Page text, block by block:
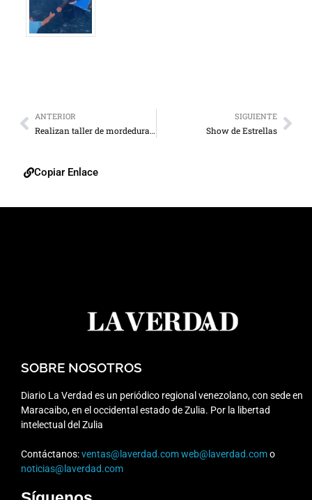
ANTERIOR
Realizan taller de mordeduras de serpientes en Zulia
SIGUIENTE
Show de Estrellas
Copiar Enlace
SOBRE NOSOTROS
Diario La Verdad es un periódico regional venezolano, con sede en
Maracaibo, en el occidental estado de Zulia. Por la libertad
intelectual del Zulia
Contáctanos:ventas@laverdad.comweb@laverdad.como
noticias@laverdad.com